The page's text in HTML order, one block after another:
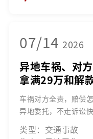
07/14 2026
异地车祸、对
拿满29万和解款
车祸对方全责，赔偿
异地委托，不走诉讼
类型：交通事故